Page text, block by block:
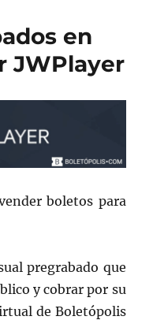
en
JWPlayer
boletos para
pregrabado que
y cobrar por su
de Boletópolis